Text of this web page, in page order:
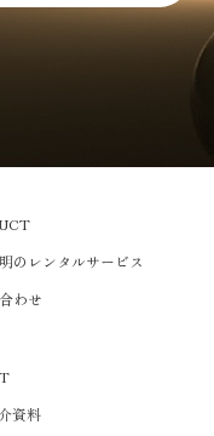
のレンタルサービス
わせ
資料